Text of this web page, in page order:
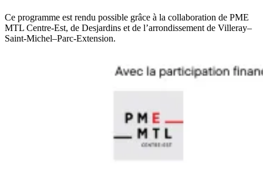
Ce programme est rendu possible grâce à la collaboration de PME
MTL Centre-Est, de Desjardins et de l’arrondissement de Villeray–
Saint-Michel–Parc-Extension.